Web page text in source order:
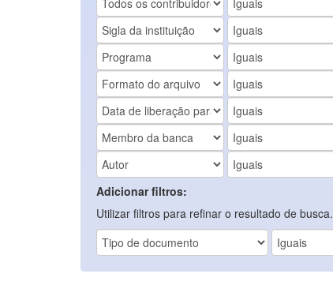
Adicionar filtros:
Utilizar filtros para refinar o resultado de busca.